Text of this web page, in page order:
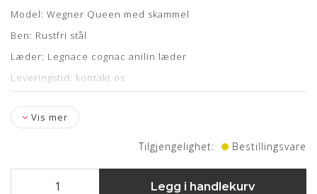
Model: Wegner Queen med skammel
Ben: Rustfri stål
Læder: Legnace cognac anilin læder
Leveringstid: kontakt os
Vis mer
Tilgjengelighet: Bestillingsvare
Legg i handlekurv